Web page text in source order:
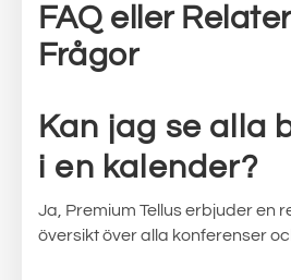
FAQ eller
Frågor
Kan jag se alla
i en kalender?
Ja, Premium Tellus erbjuder en
översikt över alla konferenser